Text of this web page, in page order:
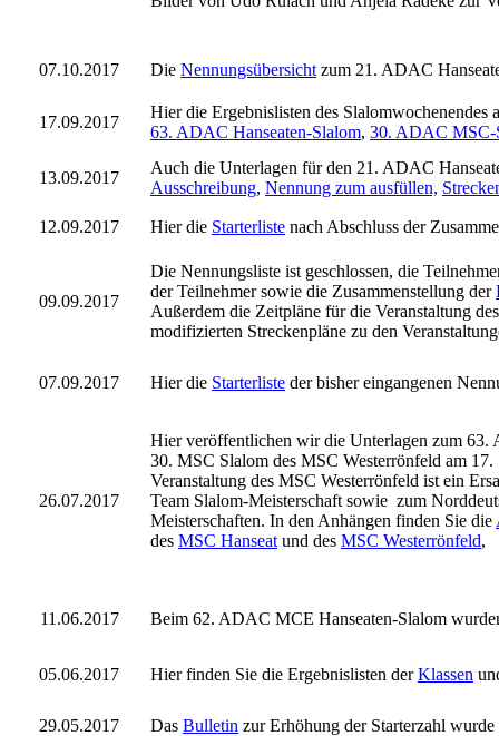
07.10.2017 Die Nennungsübersicht zum 21. ADAC
17.09.2017
Hier die Ergebnislisten des
63. ADAC Hanseaten-Slalom, 30. ADAC MSC-
13.09.2017
Auch die Unterlagen für den 21. ADAC
Ausschreibung, Nennung zum ausfüllen,
12.09.2017 Hier die Starterliste nach Abschluss der
09.09.2017
Die Nennungsliste ist geschlossen, die
der Teilnehmer sowie die Zusammenstellung der
Außerdem die Zeitpläne für die Veranstaltung
modifizierten Streckenpläne zu den
07.09.2017 Hier die Starterliste der bisher eingangenen
26.07.2017
Hier veröffentlichen wir die Unterlagen zum 63.
30. MSC Slalom des MSC Westerrönfeld am
Veranstaltung des MSC Westerrönfeld ist ein
Team Slalom-Meisterschaft sowie zum
Meisterschaften. In den Anhängen finden Sie die
des MSC Hanseat und des MSC Westerrönfeld,
11.06.2017 Beim 62. ADAC MCE Hanseaten-Slalom
05.06.2017 Hier finden Sie die Ergebnislisten derKlassen
29.05.2017 Das Bulletin zur Erhöhung der Starterzahl